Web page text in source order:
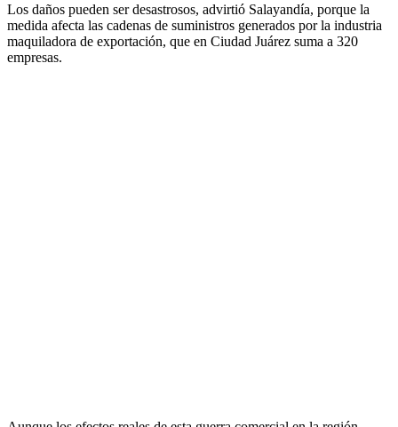
Los daños pueden ser desastrosos, advirtió Salayandía, porque la
medida afecta las cadenas de suministros generados por la industria
maquiladora de exportación, que en Ciudad Juárez suma a 320
empresas.